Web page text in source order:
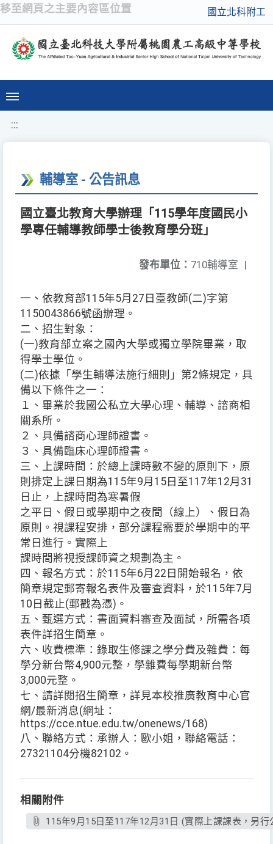
移至網頁之主要內容區位置 國立北科附工
:::
輔導室 - 公告訊息
國立臺北教育大學辦理「115學年度國民小
學專任輔導教師學士後教育學分班」
發布單位： 710輔導室 |
一、依教育部115年5月27日臺教師(二)字第
1150043866號函辦理。
二、招生對象：
(一)教育部立案之國內大學或獨立學院畢業，取
得學士學位。
(二)依據「學生輔導法施行細則」第2條規定，具
備以下條件之一：
１、畢業於我國公私立大學心理、輔導、諮商相
關系所。
２、具備諮商心理師證書。
３、具備臨床心理師證書。
三、上課時間：於總上課時數不變的原則下，原
則排定上課日期為115年9月15日至117年12月31
日止，上課時間為寒暑假
之平日、假日或學期中之夜間（線上）、假日為
原則。視課程安排，部分課程需要於學期中的平
常日進行。實際上
課時間將視授課師資之規劃為主。
四、報名方式：於115年6月22日開始報名，依
簡章規定郵寄報名表件及審查資料，於115年7月
10日截止(郵戳為憑)。
五、甄選方式：書面資料審查及面試，所需各項
表件詳招生簡章。
六、收費標準：錄取生修課之學分費及雜費：每
學分新台幣4,900元整，學雜費每學期新台幣
3,000元整。
七、請詳閱招生簡章，詳見本校推廣教育中心官
網/最新消息(網址：
https://cce.ntue.edu.tw/onenews/168)
八、聯絡方式：承辦人：歐小姐，聯絡電話：
27321104分機82102。
相關附件
115年9月15日至117年12月31日 (實際上課課表，另行